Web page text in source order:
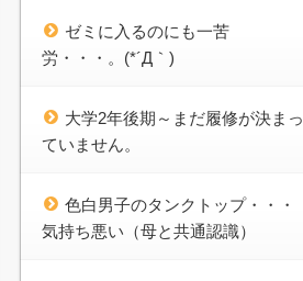
ゼミに入るのにも一苦
労・・・。(*´Д｀)
大学2年後期～まだ履修が決まっ
ていません。
色白男子のタンクトップ・・・
気持ち悪い（母と共通認識）